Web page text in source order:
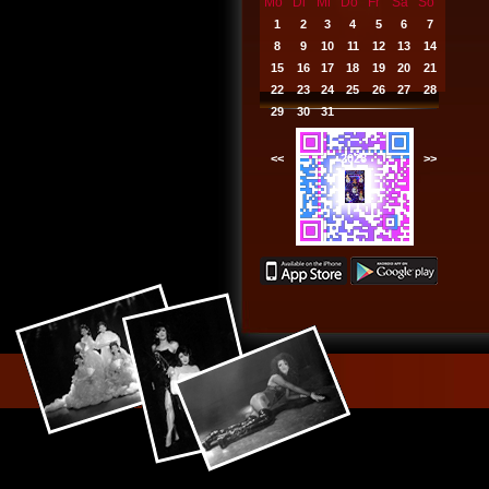
1 2 3 4 5 6
7
8
9 10 11 12 13
14
15
16 17 18 19 20
21
22
23 24 25 26 27
28
29
30 31
<< 2028 >>